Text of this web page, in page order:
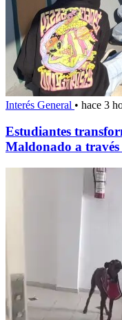
Interés General • hace 3
Estudiantes
Maldonado a